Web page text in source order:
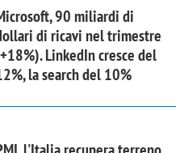
90 miliardi di
di ricavi nel trimestre
LinkedIn cresce del
la search del 10%